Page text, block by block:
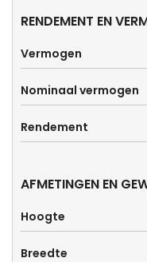
RENDEMENT EN
Vermogen
Nominaal vermogen
Rendement
AFMETINGEN EN
Hoogte
Breedte